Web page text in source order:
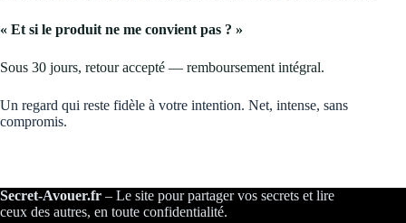
« Et si le produit ne me convient pas ? »
Sous 30 jours, retour accepté — remboursement intégral.
Un regard qui reste fidèle à votre intention. Net, intense, sans
compromis.
Secret-Avouer.fr – Le site pour partager vos secrets et lire
ceux des autres, en toute confidentialité.